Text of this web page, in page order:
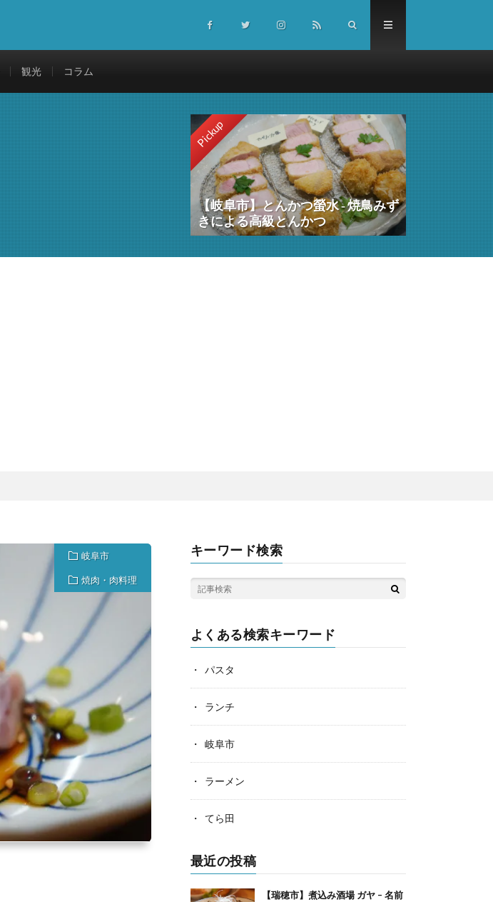
観光 コラム
Pickup
【岐阜市】とんかつ螢水 ‐ 焼鳥みず
きによる高級とんかつ
岐阜市
焼肉・肉料理
キーワード検索
よくある検索キーワード
パスタ
ランチ
岐阜市
ラーメン
てら田
最近の投稿
【瑞穂市】煮込み酒場 ガヤ – 名前